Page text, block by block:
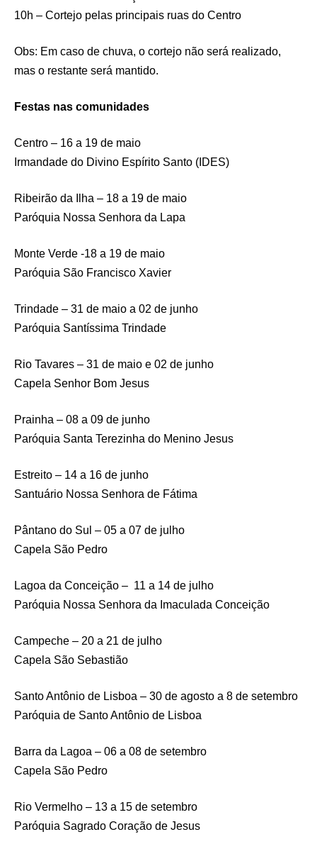
10h – Cortejo pelas principais ruas do Centro
Obs: Em caso de chuva, o cortejo não será realizado,
mas o restante será mantido.
Festas nas comunidades
Centro – 16 a 19 de maio
Irmandade do Divino Espírito Santo (IDES)
Ribeirão da Ilha – 18 a 19 de maio
Paróquia Nossa Senhora da Lapa
Monte Verde -18 a 19 de maio
Paróquia São Francisco Xavier
Trindade – 31 de maio a 02 de junho
Paróquia Santíssima Trindade
Rio Tavares – 31 de maio e 02 de junho
Capela Senhor Bom Jesus
Prainha – 08 a 09 de junho
Paróquia Santa Terezinha do Menino Jesus
Estreito – 14 a 16 de junho
Santuário Nossa Senhora de Fátima
Pântano do Sul – 05 a 07 de julho
Capela São Pedro
Lagoa da Conceição – 11 a 14 de julho
Paróquia Nossa Senhora da Imaculada Conceição
Campeche – 20 a 21 de julho
Capela São Sebastião
Santo Antônio de Lisboa – 30 de agosto a 8 de setembro
Paróquia de Santo Antônio de Lisboa
Barra da Lagoa – 06 a 08 de setembro
Capela São Pedro
Rio Vermelho – 13 a 15 de setembro
Paróquia Sagrado Coração de Jesus